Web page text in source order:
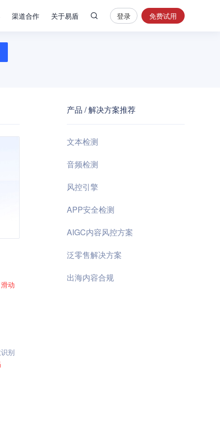
渠道合作 关于易盾
安
全
控
登录 免费试用
滑动
别
产品 / 解决方案推荐
文本检测
音频检测
风控引擎
APP安全检测
AIGC内容风控方案
泛零售解决方案
出海内容合规